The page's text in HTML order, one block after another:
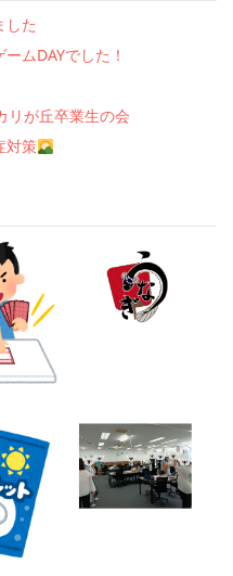
した
ムDAYでした！
リが丘卒業生の会
対策